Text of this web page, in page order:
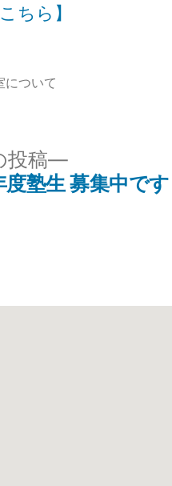
ちら】
について
投稿
度塾生 募集中で